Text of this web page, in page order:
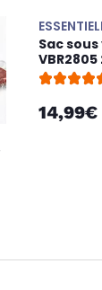
Sac sous
14,99€